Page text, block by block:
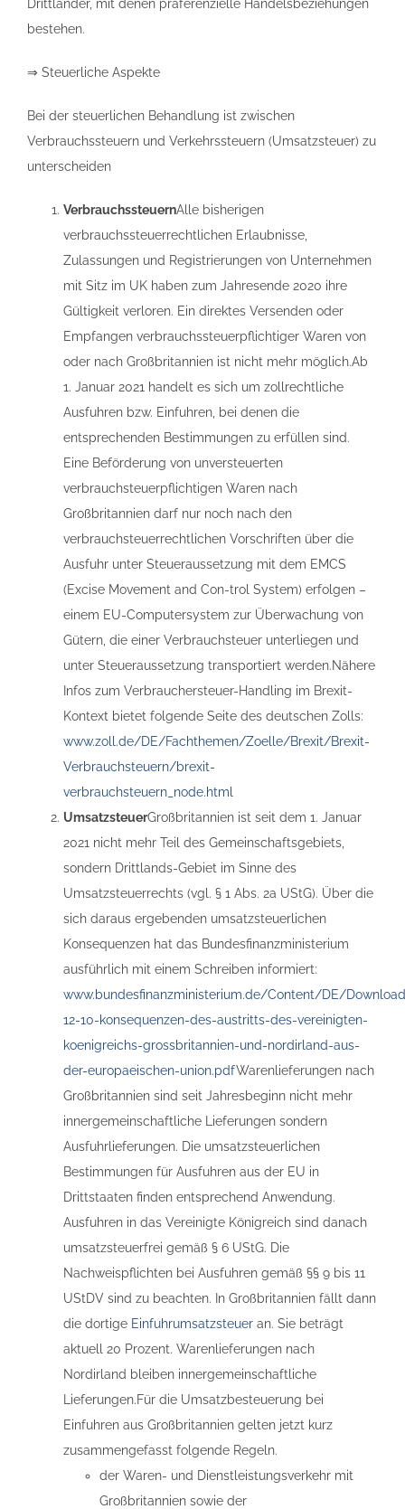
Drittländer, mit denen präferenzielle Handelsbeziehungen
bestehen.
⇒ Steuerliche Aspekte
Bei der steuerlichen Behandlung ist zwischen
Verbrauchssteuern und Verkehrssteuern (Umsatzsteuer) zu
unterscheiden
VerbrauchssteuernAlle bisherigen
verbrauchssteuerrechtlichen Erlaubnisse,
Zulassungen und Registrierungen von Unternehmen
mit Sitz im UK haben zum Jahresende 2020 ihre
Gültigkeit verloren. Ein direktes Versenden oder
Empfangen verbrauchssteuerpflichtiger Waren von
oder nach Großbritannien ist nicht mehr möglich.Ab
1. Januar 2021 handelt es sich um zollrechtliche
Ausfuhren bzw. Einfuhren, bei denen die
entsprechenden Bestimmungen zu erfüllen sind.
Eine Beförderung von unversteuerten
verbrauchsteuerpflichtigen Waren nach
Großbritannien darf nur noch nach den
verbrauchsteuerrechtlichen Vorschriften über die
Ausfuhr unter Steueraussetzung mit dem EMCS
(Excise Movement and Con-trol System) erfolgen –
einem EU-Computersystem zur Überwachung von
Gütern, die einer Verbrauchsteuer unterliegen und
unter Steueraussetzung transportiert werden.Nähere
Infos zum Verbrauchersteuer-Handling im Brexit-
Kontext bietet folgende Seite des deutschen Zolls:
www.zoll.de/DE/Fachthemen/Zoelle/Brexit/Brexit-
Verbrauchsteuern/brexit-
verbrauchsteuern_node.html
UmsatzsteuerGroßbritannien ist seit dem 1. Januar
2021 nicht mehr Teil des Gemeinschaftsgebiets,
sondern Drittlands-Gebiet im Sinne des
Umsatzsteuerrechts (vgl. § 1 Abs. 2a UStG). Über die
sich daraus ergebenden umsatzsteuerlichen
Konsequenzen hat das Bundesfinanzministerium
ausführlich mit einem Schreiben informiert:
www.bundesfinanzministerium.de/Content/DE/
12-10-konsequenzen-des-austritts-des-vereinigten-
koenigreichs-grossbritannien-und-nordirland-aus-
der-europaeischen-union.pdfWarenlieferungen nach
Großbritannien sind seit Jahresbeginn nicht mehr
innergemeinschaftliche Lieferungen sondern
Ausfuhrlieferungen. Die umsatzsteuerlichen
Bestimmungen für Ausfuhren aus der EU in
Drittstaaten finden entsprechend Anwendung.
Ausfuhren in das Vereinigte Königreich sind danach
umsatzsteuerfrei gemäß § 6 UStG. Die
Nachweispflichten bei Ausfuhren gemäß §§ 9 bis 11
UStDV sind zu beachten. In Großbritannien fällt dann
die dortige Einfuhrumsatzsteuer an. Sie beträgt
aktuell 20 Prozent. Warenlieferungen nach
Nordirland bleiben innergemeinschaftliche
Lieferungen.Für die Umsatzbesteuerung bei
Einfuhren aus Großbritannien gelten jetzt kurz
zusammengefasst folgende Regeln.
der Waren- und Dienstleistungsverkehr mit
Großbritannien sowie der